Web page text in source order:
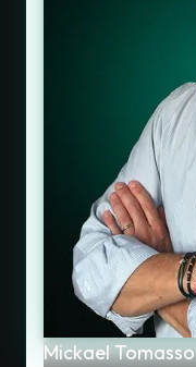
Mickael Tomasso